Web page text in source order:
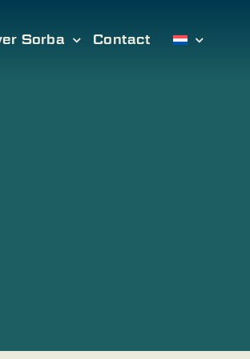
Sorba Contact